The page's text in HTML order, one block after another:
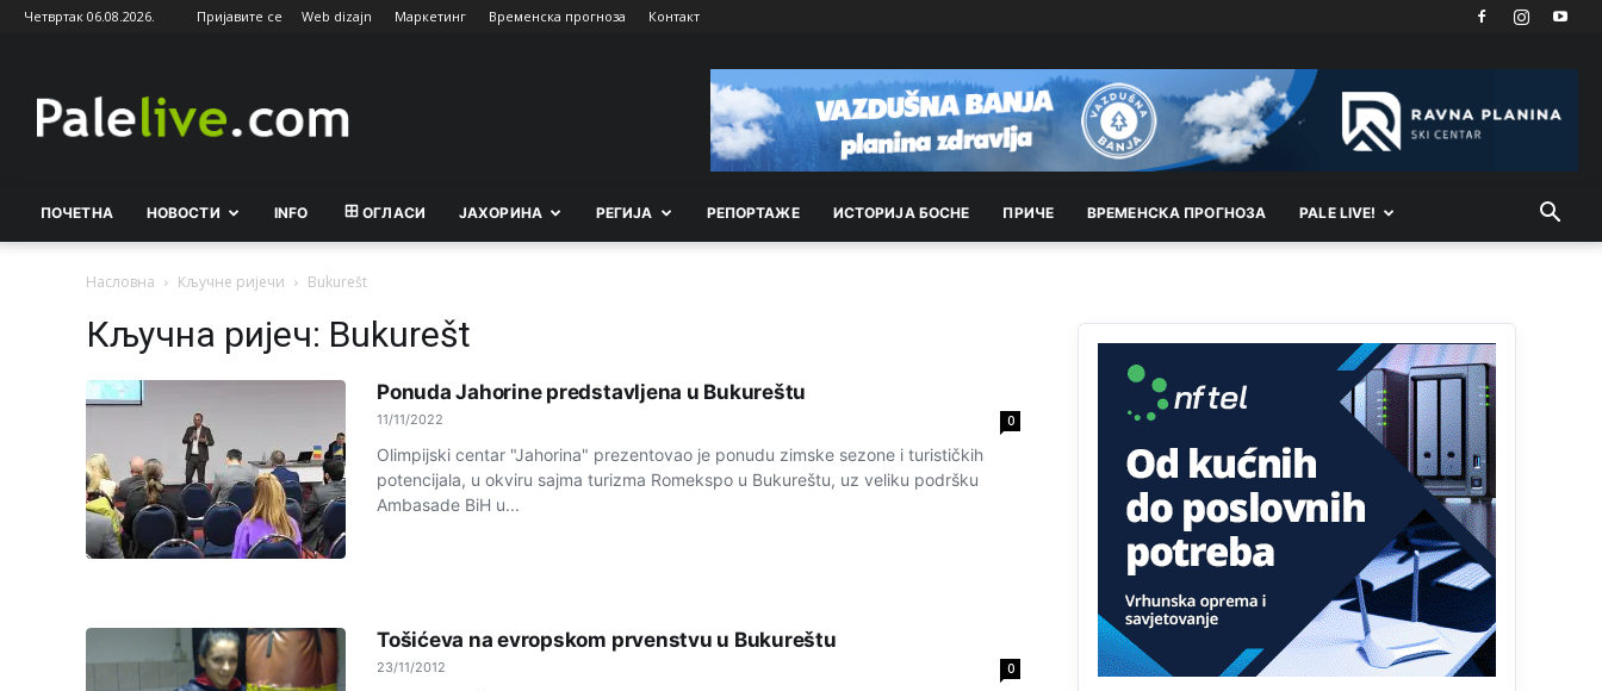
Четвртак 06.08.2026. Пријавите се Web dizajn Маркетинг Временска прогноза Контакт
ПОЧЕТНА НОВОСТИ INFO ОГЛАСИ ЈАХОРИНА РEГИЈА РEПОРТАЖE ИСТОРИЈА БОСНЕ ПРИЧЕ ВРEМEНСКА ПРОГНОЗА PALE LIVE!
Насловна Кључне ријечи Bukurešt
Кључна ријеч: Bukurešt
Ponuda Jahorine predstavljena u Bukureštu
11/11/2022 0
Olimpijski centar "Jahorina" prezentovao je ponudu zimske sezone i turističkih
potencijala, u okviru sajma turizma Romekspo u Bukureštu, uz veliku podršku
Ambasade BiH u...
Tošićeva na evropskom prvenstvu u Bukureštu
23/11/2012 0
Neka ste Vi građanin da nas produhovite!
Анонимно2798926 јуче
Анонимно2798926 јуче 11:21
Анонимно2801833 јуче 12:28
yбиће га Били као зеца
Sto bogatiji-to skrtiji,sto tisi-to opasniji,sto
pricivljiviji-to gluplji,sto ljepsi-to razmazaniji,sto
emotivniji-to iskreniji,sto jaci- to bezdusniji,sto
sladji u govoru-to veci prevarant...
Mnogi nesposobni ljudi su daleko dogurali. Ko je
nesposoban može raditi sve. Sposobni rade
samo ono što znaju.